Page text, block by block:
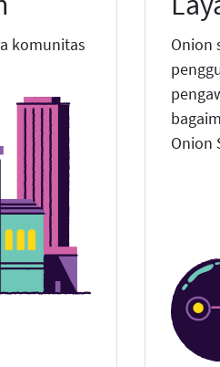
komunitas
Onion
Onion